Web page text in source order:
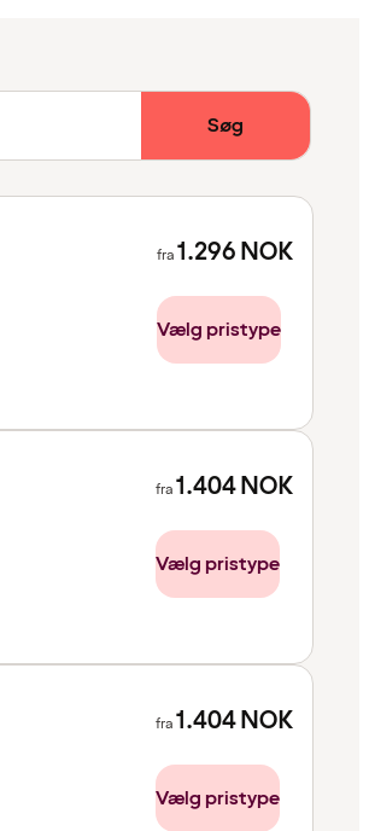
Søg
fra1.296NOK
Vælg pristype
fra1.404NOK
Vælg pristype
fra1.404NOK
Vælg pristype